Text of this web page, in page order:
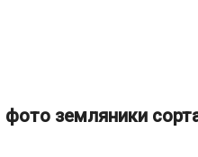
фото земляники